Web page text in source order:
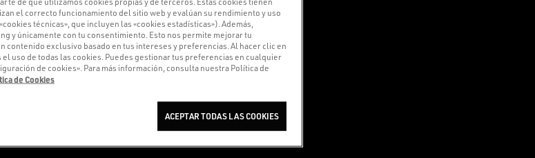
el correcto funcionamiento del sitio web y evalúan su rendimiento y uso
técnicas», que incluyen las «cookies estadísticas»). Además,
y únicamente con tu consentimiento. Esto nos permite mejorar tu
contenido exclusivo basado en tus intereses y preferencias. Al hacer clic en
el uso de todas las cookies. Puedes gestionar tus preferencias en cualquier
de cookies». Para más información, consulta nuestra Política de
de Cookies
ACEPTAR TODAS LAS COOKIES